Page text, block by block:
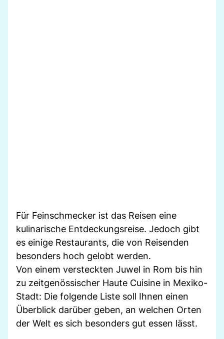
Für Feinschmecker ist das Reisen eine
kulinarische Entdeckungsreise. Jedoch gibt
es einige Restaurants, die von Reisenden
besonders hoch gelobt werden.
Von einem versteckten Juwel in Rom bis hin
zu zeitgenössischer Haute Cuisine in Mexiko-
Stadt: Die folgende Liste soll Ihnen einen
Überblick darüber geben, an welchen Orten
der Welt es sich besonders gut essen lässt.